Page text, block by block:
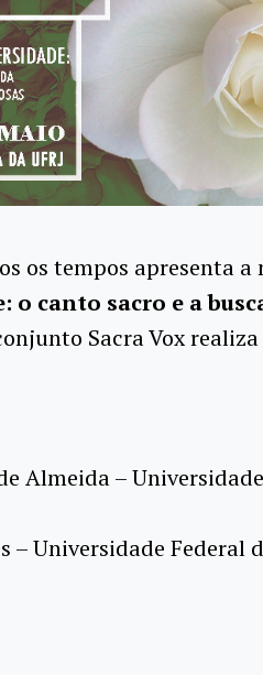
os tempos apresenta a
canto sacro e a
Sacra Vox
Almeida –
– Universidade Federal